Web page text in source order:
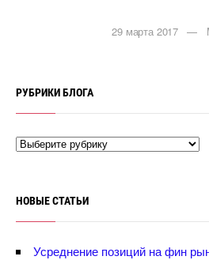
29 марта 2017 —
РУБРИКИ БЛОГА
НОВЫЕ СТАТЬИ
Усреднение позиций на фин